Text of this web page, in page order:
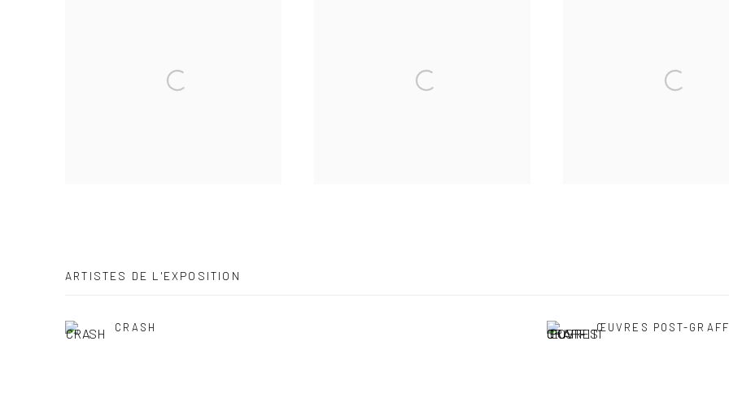
ARTISTES DE L'EXPOSITION
CRASH ŒUVRES POST-